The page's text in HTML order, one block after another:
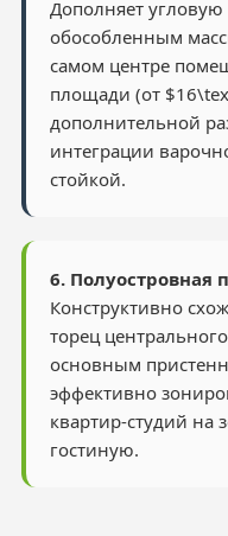
Дополняет
обособленным
самом центре
площади (от
дополнительной
интеграции
стойкой.
6. Полуостровная
Конструктивно
торец
основным
эффективно
квартир-студий на
гостиную.